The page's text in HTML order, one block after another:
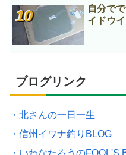
自分で
イドウ
ブログリンク
・北さんの一日一生
・信州イワナ釣りBLOG
・いわなたろうのFOOL'S